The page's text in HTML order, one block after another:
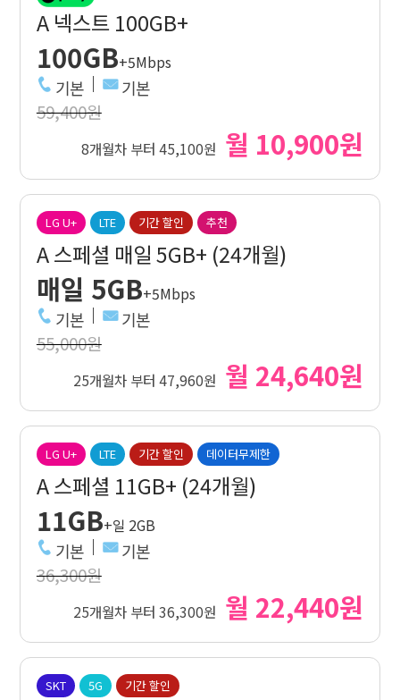
A 넥스트 100GB+
100GB+5Mbps
기본 기본
59,400원
8개월차 부터 45,100원 월 10,900원
LG U+ LTE 기간 할인 추천
A 스페셜 매일 5GB+ (24개월)
매일 5GB+5Mbps
기본 기본
55,000원
25개월차 부터 47,960원 월 24,640원
LG U+ LTE 기간 할인 데이터무제한
A 스페셜 11GB+ (24개월)
11GB+일 2GB
기본 기본
36,300원
25개월차 부터 36,300원 월 22,440원
SKT 5G 기간 할인